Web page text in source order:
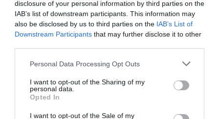
disclosure of your personal information by third parties on the
IAB’s list of downstream participants. This information may
also be disclosed by us to third parties on the IAB’s List of
Downstream Participants that may further disclose it to other
Please note that this website/app uses one or more Google
not limited to your visit or usage behaviour. You may click to
grant or deny consent to Google and its third-party tags to
use your data for below specified purposes in below Google
consent section.
Personal Data Processing Opt Outs
I want to opt-out of the Sharing of my
personal data.
Opted In
I want to opt-out of the Sale of my
Η σπάνια δήλωσή του
18.12.2023 - 11:09